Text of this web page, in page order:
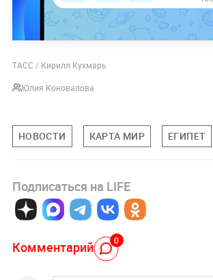
ТАСС / Кирилл Кухмарь
Юлия Коновалова
НОВОСТИ КАРТА МИР ЕГИПЕТ
Подписаться на LIFE
Комментарий 0